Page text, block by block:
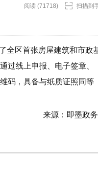
阅读 (71718) 扫描到
全区首张房屋建筑和市政
过线上申报、电子签章、
码，具备与纸质证照同等
来源：即墨政